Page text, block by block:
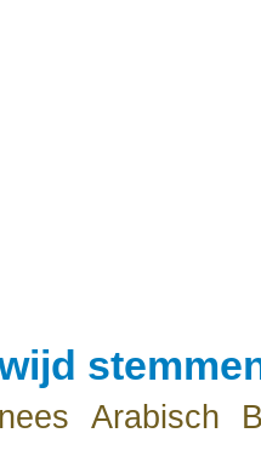
Arabisch